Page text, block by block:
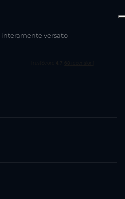
interamente versato